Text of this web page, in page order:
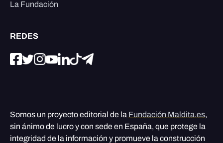
La Fundación
REDES
Somos un proyecto editorial de la Fundación Maldita.es,
sin ánimo de lucro y con sede en España, que protege la
integridad de la información y promueve la construcción